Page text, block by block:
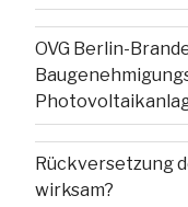
OVG Berlin-
Rückversetzung
wirksam?